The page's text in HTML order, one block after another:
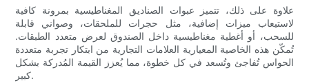
علاوة على ذلك، تتميز عبوات الصناديق المغناطيسية بمرونة كافية
لاستيعاب ميزات إضافية، مثل حجرات للملحقات، وصواني قابلة
للسحب، أو أغطية مغناطيسية داخل الصندوق لعرض متعدد الطبقات.
تُمكّن هذه الخاصية المعيارية العلامات التجارية من ابتكار تجربة متعددة
الحواس تُفاجئ وتُسعد في كل خطوة، مما يُعزز القيمة المُدركة بشكل
كبير.